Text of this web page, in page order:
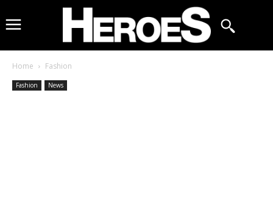
Home Fashion
Fashion News